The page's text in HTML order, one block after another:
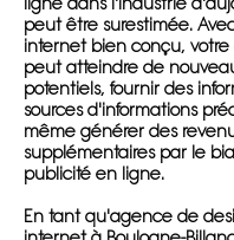
peut être surestimée.
internet bien conçu, votre
peut atteindre de
potentiels, fournir des
sources d'informations
même générer des
supplémentaires par le
publicité en ligne.
En tant qu'agence de